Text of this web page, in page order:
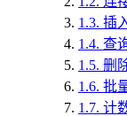
1.3. 插
1.4. 查
1.5. 删
1.6. 批
1.7. 计